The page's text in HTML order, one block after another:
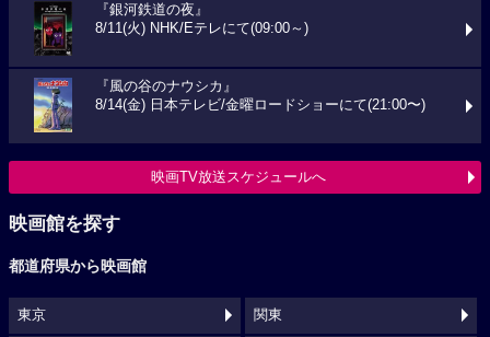
『銀河鉄道の夜』
8/11(火) NHK/Eテレにて(09:00～)
『風の谷のナウシカ』
8/14(金) 日本テレビ/金曜ロードショーにて(21:00〜)
映画TV放送スケジュールへ
映画館を探す
都道府県から映画館
東京 関東